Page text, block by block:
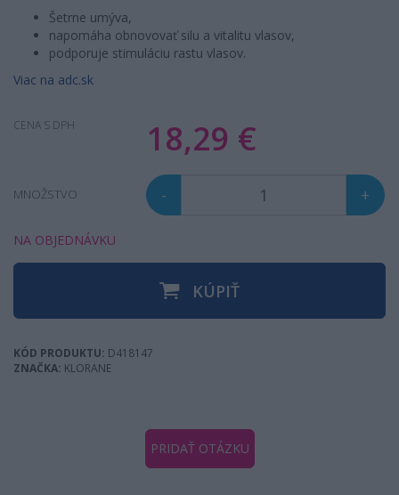
Šetrne umýva,
napomáha obnovovať silu a vitalitu vlasov,
podporuje stimuláciu rastu vlasov.
Viac na adc.sk
CENA S DPH 18,29 €
MNOŽSTVO - +
NA OBJEDNÁVKU
KÚPIŤ
KÓD PRODUKTU: D418147
ZNAČKA: KLORANE
PRIDAŤ OTÁZKU